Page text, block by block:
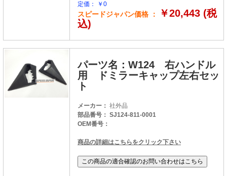
定価： ￥0
スピードジャパン価格 ：
￥20,443 (税
込)
パーツ名：W124 右ハンドル
用 ドミラーキャップ左右セッ
ト
メーカー： 社外品
部品番号： SJ124-811-0001
OEM番号：
商品の詳細はこちらをクリック下さい